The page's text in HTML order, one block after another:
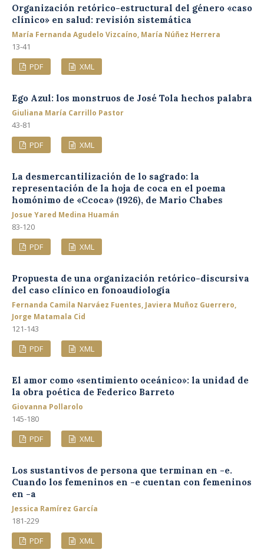
Organización retórico-estructural del género «caso
clínico» en salud: revisión sistemática
María Fernanda Agudelo Vizcaíno, María Núñez Herrera
13-41
PDF
XML
Ego Azul: los monstruos de José Tola hechos palabra
Giuliana María Carrillo Pastor
43-81
PDF
XML
La desmercantilización de lo sagrado: la
representación de la hoja de coca en el poema
homónimo de «Ccoca» (1926), de Mario Chabes
Josue Yared Medina Huamán
83-120
PDF
XML
Propuesta de una organización retórico-discursiva
del caso clínico en fonoaudiología
Fernanda Camila Narváez Fuentes, Javiera Muñoz Guerrero,
Jorge Matamala Cid
121-143
PDF
XML
El amor como «sentimiento oceánico»: la unidad de
la obra poética de Federico Barreto
Giovanna Pollarolo
145-180
PDF
XML
Los sustantivos de persona que terminan en -e.
Cuando los femeninos en -e cuentan con femeninos
en -a
Jessica Ramírez García
181-229
PDF
XML